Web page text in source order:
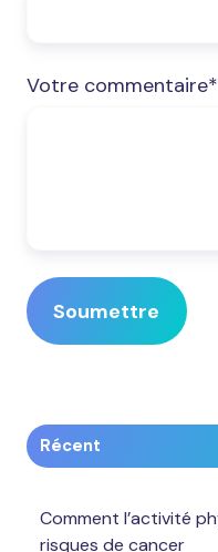
Votre commentaire*
Récent
Comment l’activité
risques de cancer